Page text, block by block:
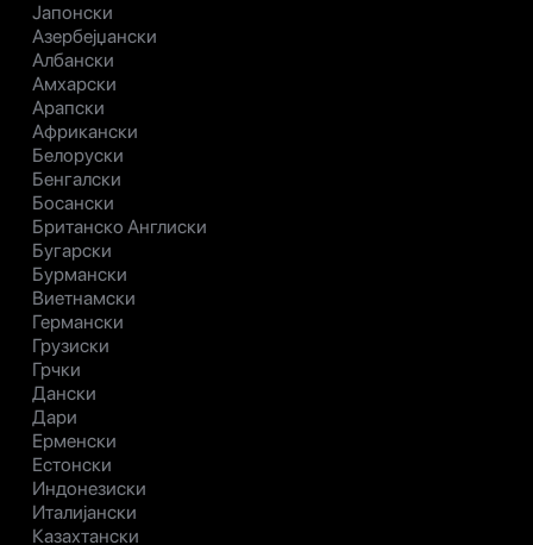
Јапонски
Азербејџански
Албански
Амхарски
Арапски
Африкански
Белоруски
Бенгалски
Босански
Британско Англиски
Бугарски
Бурмански
Виетнамски
Германски
Грузиски
Грчки
Дански
Дари
Ерменски
Естонски
Индонезиски
Италијански
Казахтански